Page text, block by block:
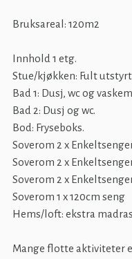
Bruksareal: 120m2
Innhold 1 etg.
Stue/kjøkken: Fult
Bad 1: Dusj, wc og
Bad 2: Dusj og wc.
Bod: Fryseboks.
Soverom 2 x
Soverom 2 x
Soverom 2 x
Soverom 1 x 120cm seng
Hems/loft: ekstra
Mange flotte aktiviteter